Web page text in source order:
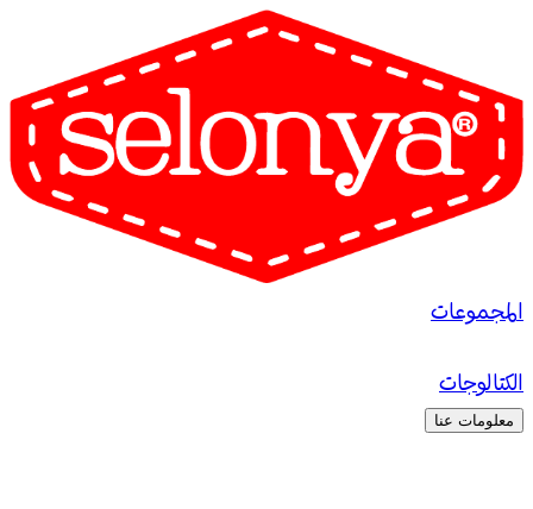
المجموعات
الكتالوجات
معلومات عنا